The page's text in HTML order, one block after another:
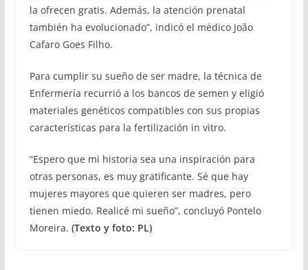
la ofrecen gratis. Además, la atención prenatal
también ha evolucionado”, indicó el médico João
Cafaro Goes Filho.
Para cumplir su sueño de ser madre, la técnica de
Enfermería recurrió a los bancos de semen y eligió
materiales genéticos compatibles con sus propias
características para la fertilización in vitro.
“Espero que mi historia sea una inspiración para
otras personas, es muy gratificante. Sé que hay
mujeres mayores que quieren ser madres, pero
tienen miedo. Realicé mi sueño”, concluyó Pontelo
Moreira. (Texto y foto: PL)